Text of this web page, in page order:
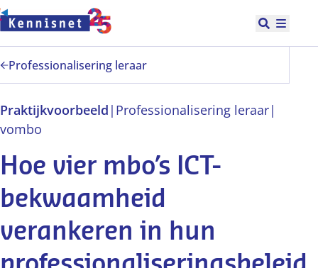
Doorgaan naar hoofdinhoud
Open
Professionalisering leraar
Praktijkvoorbeeld | Professionalisering leraar|
vombo
Hoe vier mbo’s ICT-
bekwaamheid
verankeren in hun